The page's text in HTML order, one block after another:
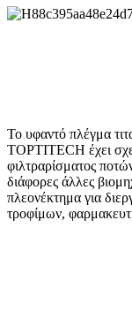
Το υφαντό πλέγμα
TOPTITECH έχει
φιλτραρίσματος
διάφορες άλλες
πλεονέκτημα για
τροφίμων,